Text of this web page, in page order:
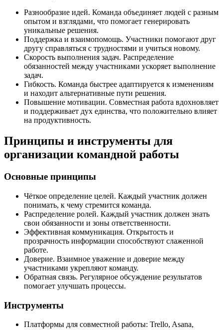
Разнообразие идей. Команда объединяет людей с разным
опытом и взглядами, что помогает генерировать
уникальные решения.
Поддержка и взаимопомощь. Участники помогают друг
другу справляться с трудностями и учиться новому.
Скорость выполнения задач. Распределение
обязанностей между участниками ускоряет выполнение
задач.
Гибкость. Команда быстрее адаптируется к изменениям
и находит альтернативные пути решения.
Повышение мотивации. Совместная работа вдохновляет
и поддерживает дух единства, что положительно влияет
на продуктивность.
Принципы и инструменты для
организации командной работы
Основные принципы
Чёткое определение целей. Каждый участник должен
понимать, к чему стремится команда.
Распределение ролей. Каждый участник должен знать
свои обязанности и зоны ответственности.
Эффективная коммуникация. Открытость и
прозрачность информации способствуют слаженной
работе.
Доверие. Взаимное уважение и доверие между
участниками укрепляют команду.
Обратная связь. Регулярное обсуждение результатов
помогает улучшать процессы.
Инструменты
Платформы для совместной работы: Trello, Asana,